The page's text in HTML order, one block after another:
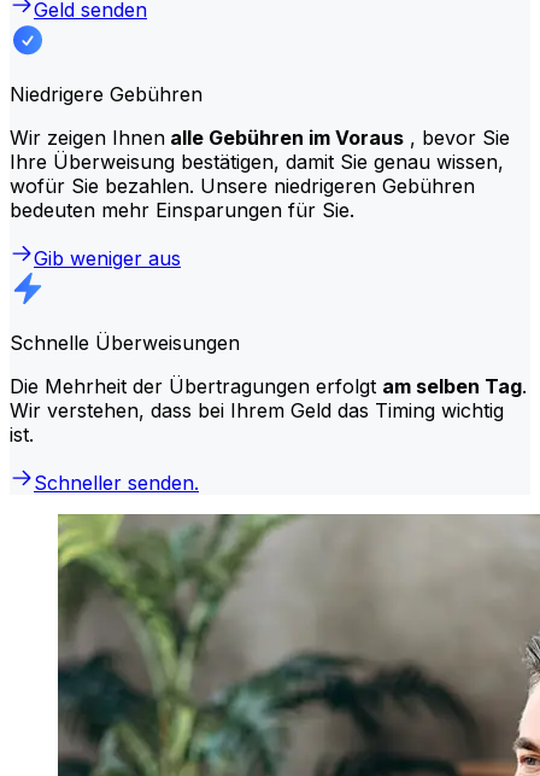
Geld senden
Niedrigere Gebühren
Wir zeigen Ihnen alle Gebühren im Voraus , bevor Sie
Ihre Überweisung bestätigen, damit Sie genau wissen,
wofür Sie bezahlen. Unsere niedrigeren Gebühren
bedeuten mehr Einsparungen für Sie.
Gib weniger aus
Schnelle Überweisungen
Die Mehrheit der Übertragungen erfolgt am selben Tag.
Wir verstehen, dass bei Ihrem Geld das Timing wichtig
ist.
Schneller senden.